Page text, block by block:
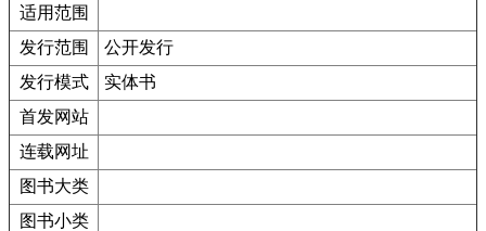
适用范围
发行范围
公开发行
发行模式
实体书
首发网站
连载网址
图书大类
图书小类